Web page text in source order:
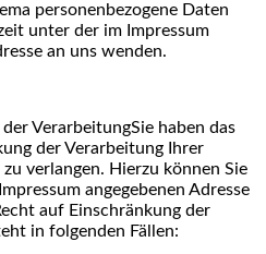
personenbezogene Daten
unter der im Impressum
an uns wenden.
VerarbeitungSie haben das
der Verarbeitung Ihrer
verlangen. Hierzu können Sie
angegebenen Adresse
auf Einschränkung der
in folgenden Fällen: